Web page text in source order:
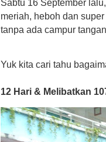
Sabtu 16 September
meriah, heboh dan
tanpa ada campur
Yuk kita cari tahu
12 Hari & Melibatkan